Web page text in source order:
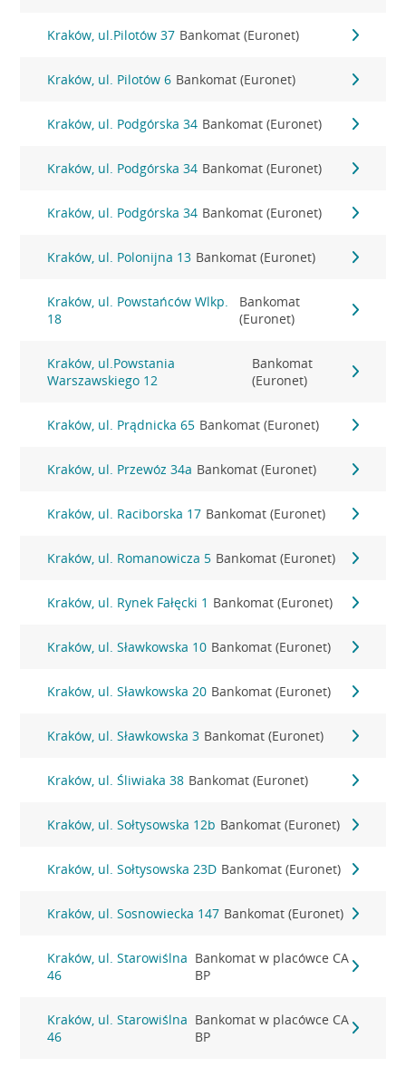
Kraków, ul.Pilotów 37 Bankomat (Euronet)
Kraków, ul. Pilotów 6 Bankomat (Euronet)
Kraków, ul. Podgórska 34 Bankomat (Euronet)
Kraków, ul. Podgórska 34 Bankomat (Euronet)
Kraków, ul. Podgórska 34 Bankomat (Euronet)
Kraków, ul. Polonijna 13 Bankomat (Euronet)
Kraków, ul. Powstańców Wlkp.
18
Bankomat
(Euronet)
Kraków, ul.Powstania
Warszawskiego 12
Bankomat
(Euronet)
Kraków, ul. Prądnicka 65 Bankomat (Euronet)
Kraków, ul. Przewóz 34a Bankomat (Euronet)
Kraków, ul. Raciborska 17 Bankomat (Euronet)
Kraków, ul. Romanowicza 5 Bankomat (Euronet)
Kraków, ul. Rynek Fałęcki 1 Bankomat (Euronet)
Kraków, ul. Sławkowska 10 Bankomat (Euronet)
Kraków, ul. Sławkowska 20 Bankomat (Euronet)
Kraków, ul. Sławkowska 3 Bankomat (Euronet)
Kraków, ul. Śliwiaka 38 Bankomat (Euronet)
Kraków, ul. Sołtysowska 12b Bankomat (Euronet)
Kraków, ul. Sołtysowska 23D Bankomat (Euronet)
Kraków, ul. Sosnowiecka 147 Bankomat (Euronet)
Kraków, ul. Starowiślna
46
Bankomat w placówce CA
BP
Kraków, ul. Starowiślna
46
Bankomat w placówce CA
BP